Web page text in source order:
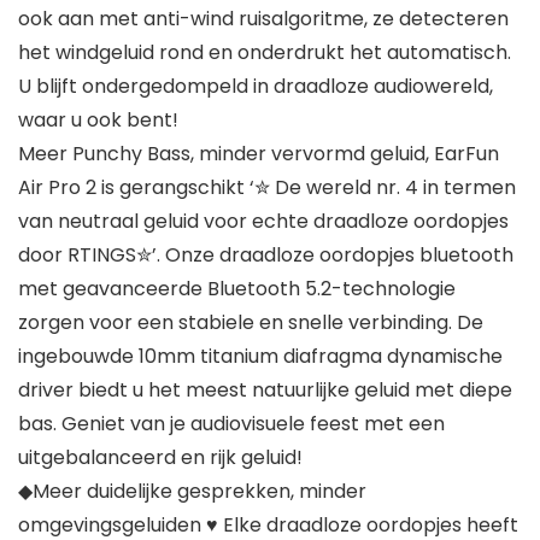
ook aan met anti-wind ruisalgoritme, ze detecteren
het windgeluid rond en onderdrukt het automatisch.
U blijft ondergedompeld in draadloze audiowereld,
waar u ook bent!
Meer Punchy Bass, minder vervormd geluid, EarFun
Air Pro 2 is gerangschikt ‘✮️ De wereld nr. 4 in termen
van neutraal geluid voor echte draadloze oordopjes
door RTINGS✮️’. Onze draadloze oordopjes bluetooth
met geavanceerde Bluetooth 5.2-technologie
zorgen voor een stabiele en snelle verbinding. De
ingebouwde 10mm titanium diafragma dynamische
driver biedt u het meest natuurlijke geluid met diepe
bas. Geniet van je audiovisuele feest met een
uitgebalanceerd en rijk geluid!
◆Meer duidelijke gesprekken, minder
omgevingsgeluiden ♥ Elke draadloze oordopjes heeft